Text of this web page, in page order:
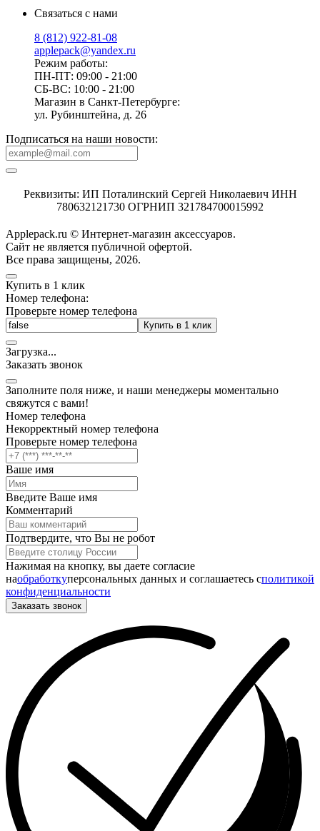
Связаться с нами
8 (812) 922-81-08
applepack@yandex.ru
Режим работы:
ПН-ПТ: 09:00 - 21:00
СБ-ВС: 10:00 - 21:00
Магазин в Санкт-Петербурге:
ул. Рубинштейна, д. 26
Подписаться на наши новости:
Реквизиты: ИП Поталинский Сергей Николаевич ИНН
780632121730 ОГРНИП 321784700015992
Applepack.ru © Интернет-магазин аксессуаров.
Cайт не является публичной офертой.
Все права защищены, 2026.
Купить в 1 клик
Номер телефона:
Проверьте номер телефона
Купить в 1 клик
Загрузка...
Заказать звонок
Заполните поля ниже, и наши менеджеры моментально
свяжутся с вами!
Номер телефона
Некорректный номер телефона
Проверьте номер телефона
Ваше имя
Введите Ваше имя
Комментарий
Подтвердите, что Вы не робот
Нажимая на кнопку, вы даете согласие
наобработкуперсональных данных и соглашаетесь cполитикой
конфиденциальности
Заказать звонок